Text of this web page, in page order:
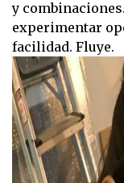
y
experimentar
facilidad. Fluye.